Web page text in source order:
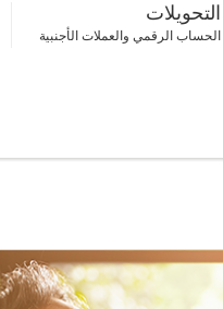
التحويلات
الحساب الرقمي والعملات الأجنبية